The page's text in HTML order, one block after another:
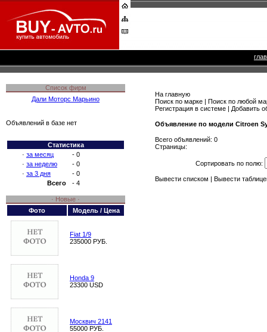
Список фирм
Дали Моторс Марьино
Объявлений в базе нет
Статистика
· за месяц
- 0
· за неделю
- 0
· за 3 дня
- 0
Всего
- 4
· Новые ·
Фото
Модель / Цена
Fiat 1/9
235000 РУБ.
Honda 9
23300 USD
Москвич 2141
55000 РУБ.
На главную
Поиск по марке | Поиск по любой
Регистрация в системе | Добавить
Объявление по модели Citroen
Всего объявлений: 0
Страницы:
Сортировать по полю:
Вывести списком Вывести